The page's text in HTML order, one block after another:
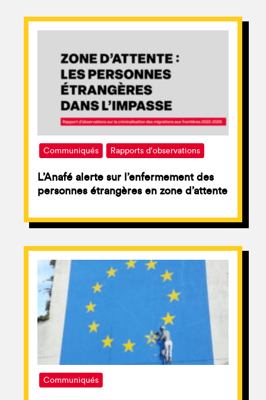
Communiqués Rapports d'observations
L’Anafé alerte sur l’enfermement des
personnes étrangères en zone d’attente
Communiqués